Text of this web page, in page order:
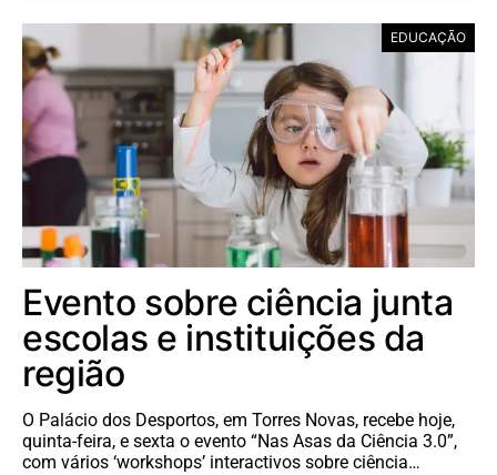
EDUCAÇÃO
Evento sobre ciência junta
escolas e instituições da
região
O Palácio dos Desportos, em Torres Novas, recebe hoje,
quinta-feira, e sexta o evento “Nas Asas da Ciência 3.0”,
com vários ‘workshops’ interactivos sobre ciência…